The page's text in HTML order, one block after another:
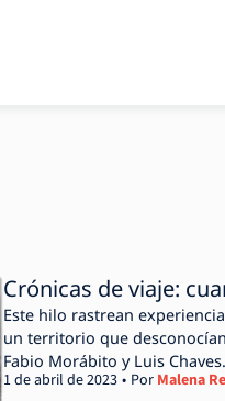
Crónicas de viaje:
Este hilo rastrean
un territorio que
Fabio Morábito y Luis Chaves.
Por Malena
1 de abril de 2023